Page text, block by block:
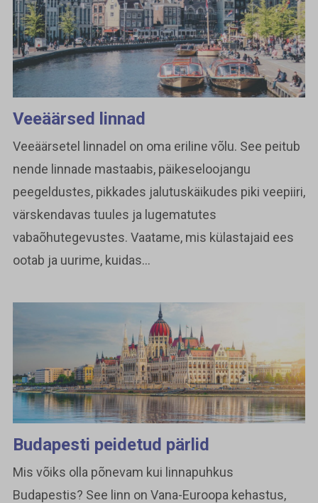
Veeäärsed linnad
Veeäärsetel linnadel on oma eriline võlu. See peitub
nende linnade mastaabis, päikeseloojangu
peegeldustes, pikkades jalutuskäikudes piki veepiiri,
värskendavas tuules ja lugematutes
vabaõhutegevustes. Vaatame, mis külastajaid ees
ootab ja uurime, kuidas...
Budapesti peidetud pärlid
Mis võiks olla põnevam kui linnapuhkus
Budapestis? See linn on Vana-Euroopa kehastus,